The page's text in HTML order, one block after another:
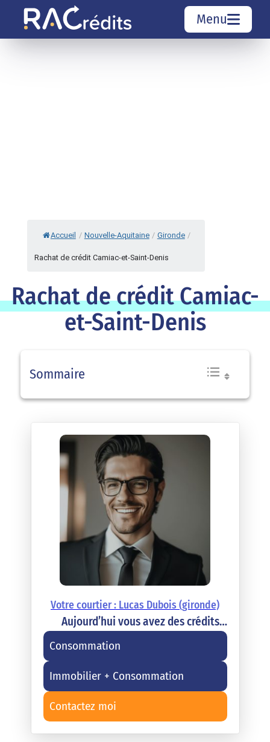
Menu
Accueil / Nouvelle-Aquitaine / Gironde /
Rachat de crédit Camiac-et-Saint-Denis
Rachat de crédit Camiac-
et-Saint-Denis
Sommaire
Votre courtier : Lucas Dubois (gironde)
Aujourd’hui vous avez des crédits…
Consommation
Immobilier + Consommation
Contactez moi